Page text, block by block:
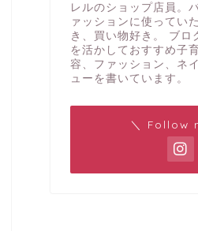
レルのショップ店員。
ァッションに使ってい
き、買い物好き。 ブロ
を活かしておすすめ子
容、ファッション、ネ
ューを書いています。
＼ Follow